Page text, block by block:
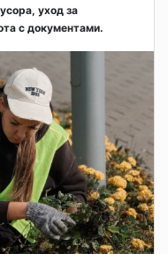
уход за
с документами.